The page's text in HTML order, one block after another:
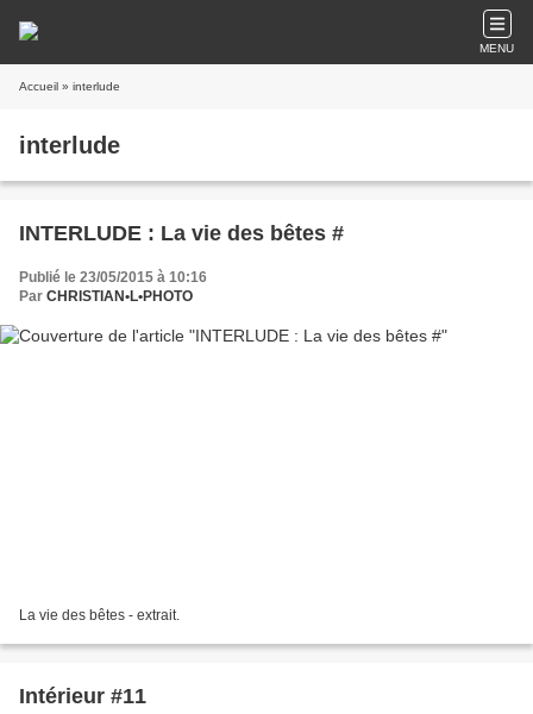
MENU
Accueil » interlude
interlude
INTERLUDE : La vie des bêtes #
Publié le 23/05/2015 à 10:16
Par CHRISTIAN•L•PHOTO
La vie des bêtes - extrait.
Intérieur #11